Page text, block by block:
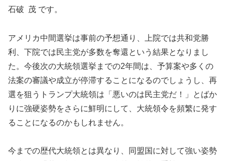
石破 茂 です。
アメリカ中間選挙は事前の予想通り、上院では共和党勝
利、下院では民主党が多数を奪還という結果となりまし
た。今後次の大統領選挙までの2年間は、予算案や多くの
法案の審議や成立が停滞することになるのでしょうし、再
選を狙うトランプ大統領は「悪いのは民主党だ！」とばか
りに強硬姿勢をさらに鮮明にして、大統領令を頻繁に発す
ることになるのかもしれません。
今までの歴代大統領とは異なり、同盟国に対して強い姿勢